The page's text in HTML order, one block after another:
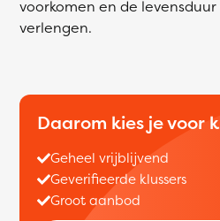
voorkomen en de
verlengen.
Daarom kies je voor
Geheel vrijblijvend
Geverifieerde klussers
Groot aanbod